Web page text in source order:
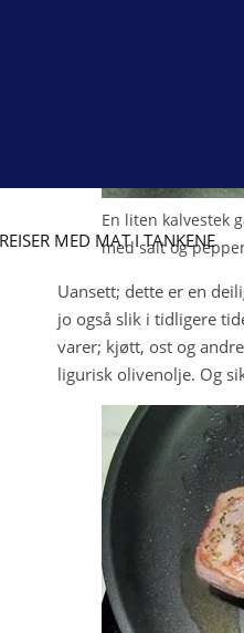
MED MAT I TANKENE
En liten kalvestek
med salt og
Uansett; dette er en
jo også slik i tidligere
varer; kjøtt, ost og
ligurisk olivenolje. Og